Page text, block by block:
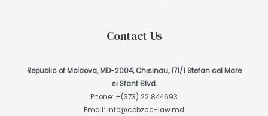
Contact Us
Republic of Moldova, MD-2004, Chisinau, 171/1 Stefan cel Mare
si Sfant Blvd.
Phone: +(373) 22 844693
Email: info@cobzac-law.md